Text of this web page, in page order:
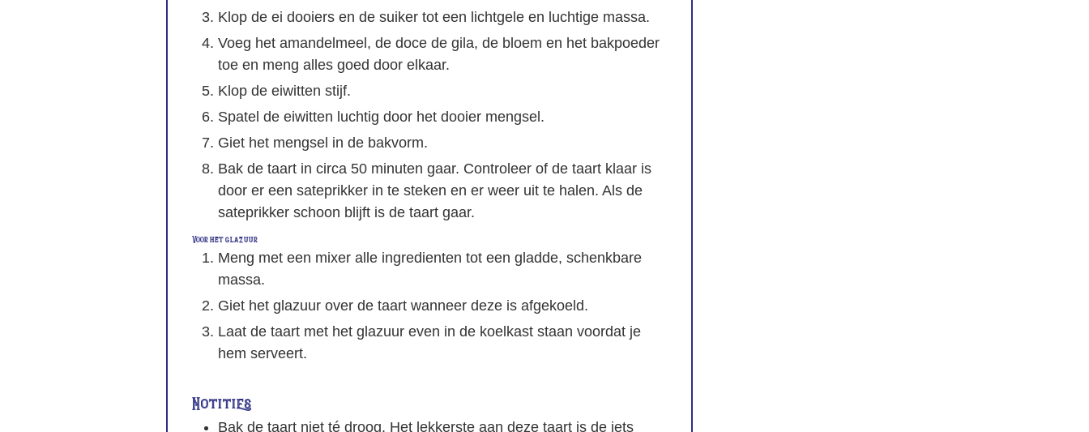
Klop de ei dooiers en de suiker tot een lichtgele en luchtige massa.
Voeg het amandelmeel, de doce de gila, de bloem en het bakpoeder
toe en meng alles goed door elkaar.
Klop de eiwitten stijf.
Spatel de eiwitten luchtig door het dooier mengsel.
Giet het mengsel in de bakvorm.
Bak de taart in circa 50 minuten gaar. Controleer of de taart klaar is
door er een sateprikker in te steken en er weer uit te halen. Als de
sateprikker schoon blijft is de taart gaar.
Voor het glazuur
Meng met een mixer alle ingredienten tot een gladde, schenkbare
massa.
Giet het glazuur over de taart wanneer deze is afgekoeld.
Laat de taart met het glazuur even in de koelkast staan voordat je
hem serveert.
Notities
Bak de taart niet té droog. Het lekkerste aan deze taart is de iets